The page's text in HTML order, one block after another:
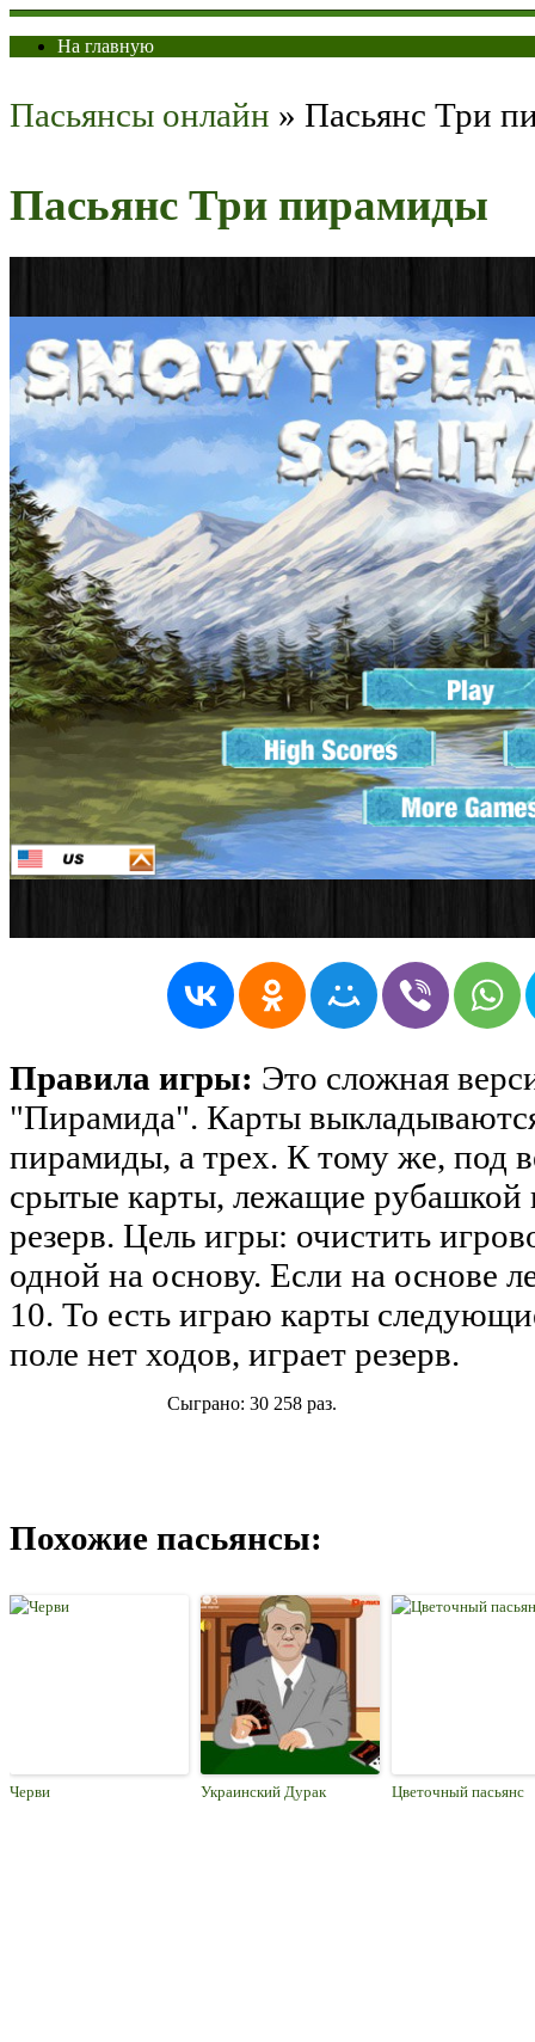
На главную
Пасьянсы онлайн » Пасьянс Три
Пасьянс Три пирамиды
Правила игры: Это сложная
"Пирамида". Карты
пирамиды, а трех. К тому же, под
срытые карты, лежащие рубашкой
резерв. Цель игры: очистить
одной на основу. Если на основе
10. То есть играю карты
поле нет ходов, играет резерв.
Сыграно: 30 258 раз.
Похожие пасьянсы:
Черви Украинский Дурак Цветочный пасьянс